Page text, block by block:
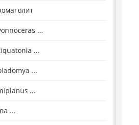
...
...
...
...
...